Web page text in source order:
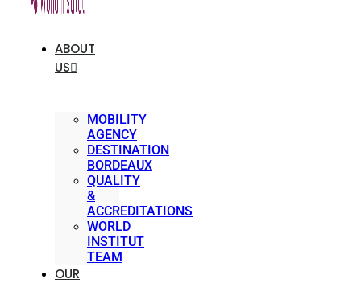
ABOUT
US
MOBILITY
AGENCY
DESTINATION
BORDEAUX
QUALITY
&
ACCREDITATIONS
WORLD
INSTITUT
TEAM
OUR